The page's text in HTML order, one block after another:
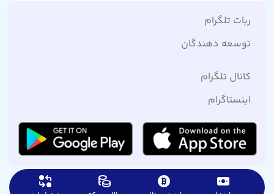
ربات تلگرام
توسعه دهندگان
کانال تلگرام
اینستاگرام